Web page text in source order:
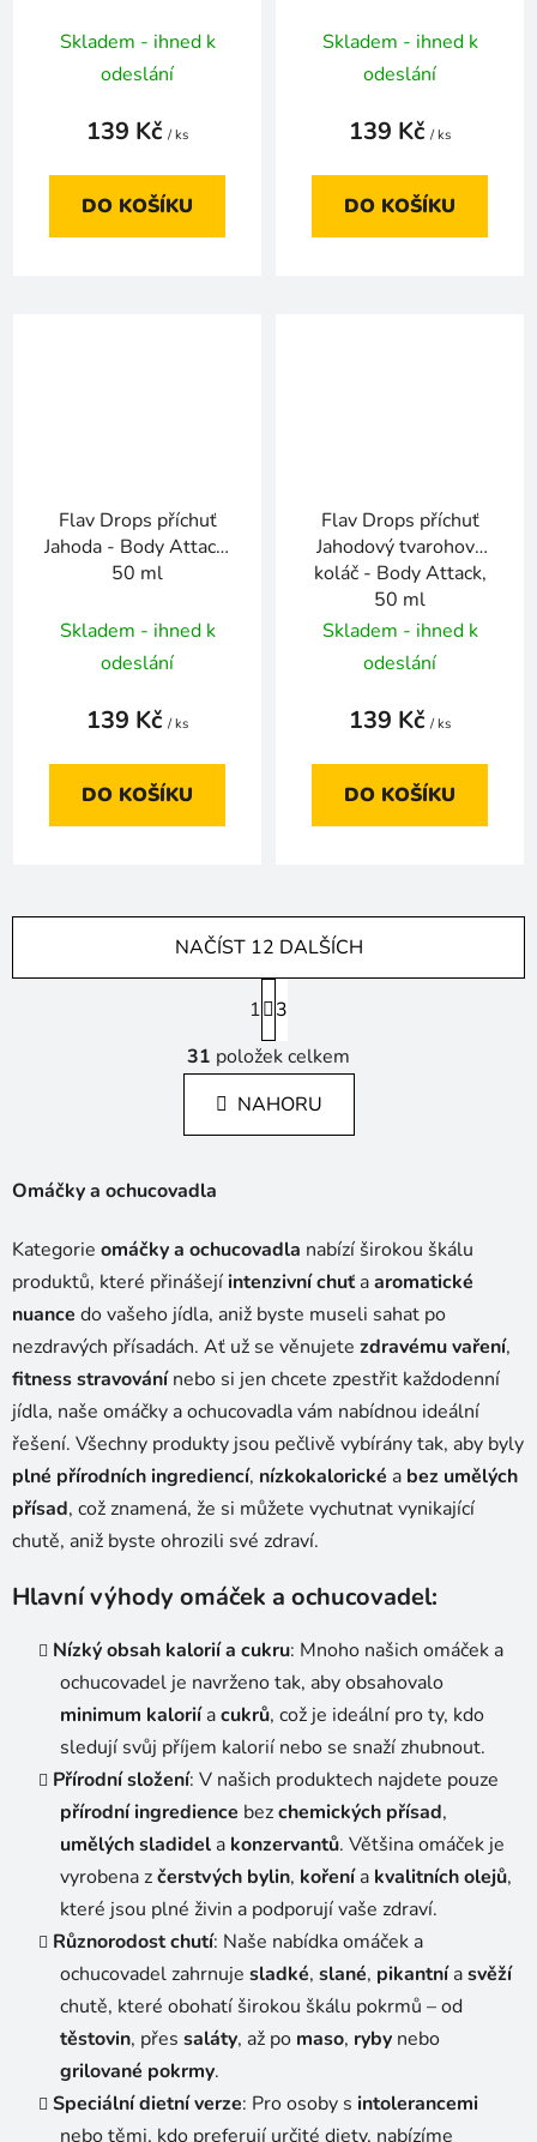
Skladem - ihned k
odeslání
139 Kč / ks
DO KOŠÍKU
Skladem - ihned k
odeslání
139 Kč / ks
DO KOŠÍKU
Flav Drops příchuť
Jahoda - Body Attack,
50 ml
Skladem - ihned k
odeslání
139 Kč / ks
DO KOŠÍKU
Flav Drops příchuť
Jahodový tvarohový
koláč - Body Attack,
50 ml
Skladem - ihned k
odeslání
139 Kč / ks
DO KOŠÍKU
O
v
l
á
d
p
r
k
y
v
ý
p
i
s
u
NAČÍST 12 DALŠÍCH
S
t
r
á
n
k
1
3
31 položek celkem
NAHORU
Omáčky a ochucovadla
Kategorie omáčky a ochucovadla nabízí širokou škálu
produktů, které přinášejíintenzivní chuťaaromatické
nuance do vašeho jídla, aniž byste museli sahat po
nezdravých přísadách. Ať už se věnujete zdravému vaření,
fitness stravovánínebo si jen chcete zpestřit každodenní
jídla, naše omáčky a ochucovadla vám nabídnou ideální
řešení. Všechny produkty jsou pečlivě vybírány tak, aby byly
plné přírodních ingrediencí, nízkokalorické a bez umělých
přísad, což znamená, že si můžete vychutnat vynikající
chutě, aniž byste ohrozili své zdraví.
Hlavní výhody omáček a ochucovadel:
Nízký obsah kalorií a cukru: Mnoho našich omáček a
ochucovadel je navrženo tak, aby obsahovalo
minimum kaloriíacukrů, což je ideální pro ty, kdo
sledují svůj příjem kalorií nebo se snaží zhubnout.
Přírodní složení: V našich produktech najdete pouze
přírodní ingredience bezchemických přísad,
umělých sladidel a konzervantů. Většina omáček je
vyrobena zčerstvých bylin, kořenía kvalitních olejů,
které jsou plné živin a podporují vaše zdraví.
Různorodost chutí: Naše nabídka omáček a
ochucovadel zahrnuje sladké, slané, pikantníasvěží
chutě, které obohatí širokou škálu pokrmů – od
těstovin, přes saláty, až po maso, ryby nebo
grilované pokrmy.
Speciální dietní verze: Pro osoby s intolerancemi
nebo těmi, kdo preferují určité diety, nabízíme